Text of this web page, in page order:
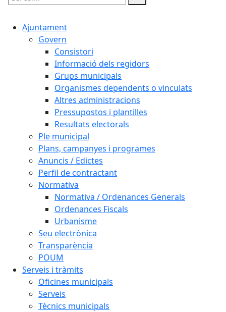
Cercar:
Ajuntament
Govern
Consistori
Informació dels regidors
Grups municipals
Organismes dependents o vinculats
Altres administracions
Pressupostos i plantilles
Resultats electorals
Ple municipal
Plans, campanyes i programes
Anuncis / Edictes
Perfil de contractant
Normativa
Normativa / Ordenances Generals
Ordenances Fiscals
Urbanisme
Seu electrònica
Transparència
POUM
Serveis i tràmits
Oficines municipals
Serveis
Tècnics municipals